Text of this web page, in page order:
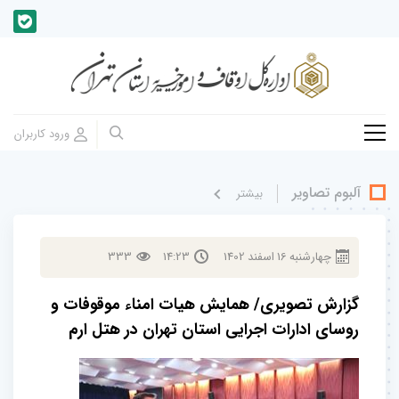
آلبوم تصاویر بيشتر
چهارشنبه16اسفند 1402
14:23
333
گزارش تصویری/ همایش هیات امناء موقوفات و
روسای ادارات اجرایی استان تهران در هتل ارم